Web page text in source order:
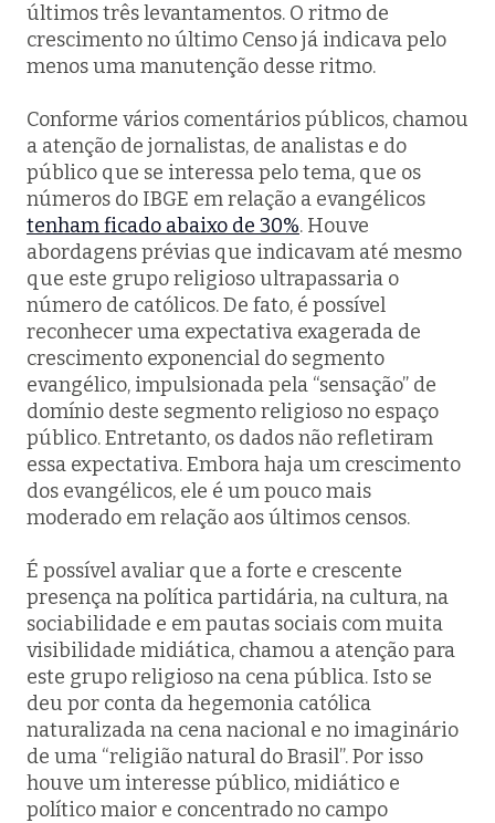
últimos três levantamentos. O ritmo de
crescimento no último Censo já indicava pelo
menos uma manutenção desse ritmo.
Conforme vários comentários públicos, chamou
a atenção de jornalistas, de analistas e do
público que se interessa pelo tema, que os
números do IBGE em relação a evangélicos
tenham ficado abaixo de 30%. Houve
abordagens prévias que indicavam até mesmo
que este grupo religioso ultrapassaria o
número de católicos. De fato, é possível
reconhecer uma expectativa exagerada de
crescimento exponencial do segmento
evangélico, impulsionada pela “sensação” de
domínio deste segmento religioso no espaço
público. Entretanto, os dados não refletiram
essa expectativa. Embora haja um crescimento
dos evangélicos, ele é um pouco mais
moderado em relação aos últimos censos.
É possível avaliar que a forte e crescente
presença na política partidária, na cultura, na
sociabilidade e em pautas sociais com muita
visibilidade midiática, chamou a atenção para
este grupo religioso na cena pública. Isto se
deu por conta da hegemonia católica
naturalizada na cena nacional e no imaginário
de uma “religião natural do Brasil”. Por isso
houve um interesse público, midiático e
político maior e concentrado no campo